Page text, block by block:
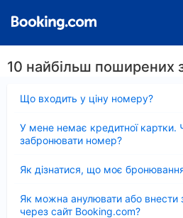
10 найбільш поширених
Що входить у ціну номеру?
У мене немає кредитної
забронювати номер?
Як дізнатися, що моє
Як можна анулювати або внести
через сайт Booking.com?